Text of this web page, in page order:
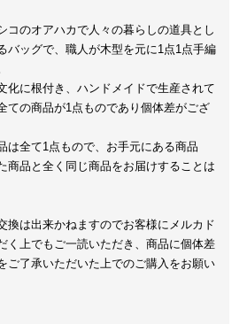
コのオアハカで人々の暮らしの道具とし
バッグで、職人が木型を元に1点1点手編
化に根付き、ハンドメイドで生産されて
ての商品が1点ものであり個体差がござ
は全て1点もので、お手元にある商品
商品と全く同じ商品をお届けすることは
換は出来かねますのでお客様にメルカド
く上でもご一読いただき、商品に個体差
ご了承いただいた上でのご購入をお願い